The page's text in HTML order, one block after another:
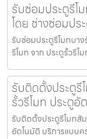
รับซ่อมประตูรีโ
โดย ช่างซ่อมปร
รับซ่อมประตูรีโมทบา
รีโมท จาก ประตูรั้วรี
รับติดตั้งประตูรี
รั้วรีโมท ประตูอั
รับติดตั้งประตูรีโมทสั
อัตโนมัติ บริการแบบ